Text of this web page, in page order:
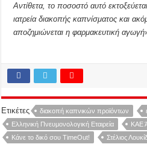
Αντίθετα, το ποσοστό αυτό
ιατρεία διακοπής καπνίσματος και
αποζημιώνεται η φαρμακευτική αγωγή
Ετικέτες διακοπή καπνικών προϊόντων
Ελληνική Πνευμονολογική Εταιρεία
ΚΑΕ
Κάνε το δικό σου TimeOut!
Στέλιος